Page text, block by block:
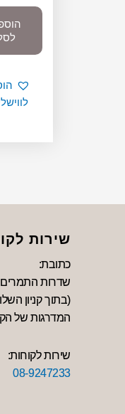
שירות
כתובת:
שדרות התמרים 2, אילת.
(בתוך קניון
המדרגות של
שירות לקוחות:
08-9247233